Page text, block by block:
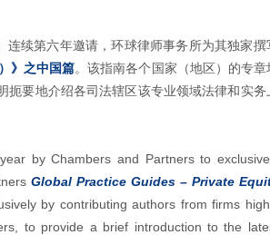
续第六年邀请，环球律师事务所为其独家撰
》之中国篇。该指南各个国家（地区）的专章
要地介绍各司法辖区该专业领域法律和实务
by Chambers and Partners to
Global Practice Guides – Private
by contributing authors from firms
to provide a brief introduction to the